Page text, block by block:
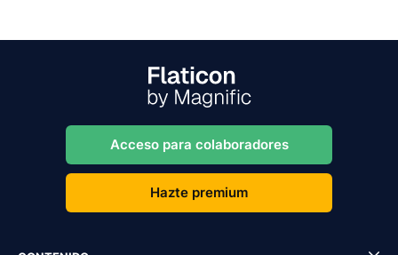
Acceso para colaboradores
Hazte premium